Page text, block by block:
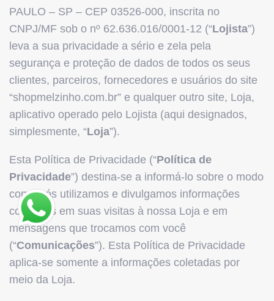
PAULO – SP – CEP 03526-000, inscrita no
CNPJ/MF sob o nº 62.636.016/0001-12 (“Lojista”)
leva a sua privacidade a sério e zela pela
segurança e proteção de dados de todos os seus
clientes, parceiros, fornecedores e usuários do site
“shopmelzinho.com.br” e qualquer outro site, Loja,
aplicativo operado pelo Lojista (aqui designados,
simplesmente, “Loja”).
Esta Política de Privacidade (“Política de
Privacidade”) destina-se a informá-lo sobre o modo
como nós utilizamos e divulgamos informações
coletadas em suas visitas à nossa Loja e em
mensagens que trocamos com você
(“Comunicações”). Esta Política de Privacidade
aplica-se somente a informações coletadas por
meio da Loja.